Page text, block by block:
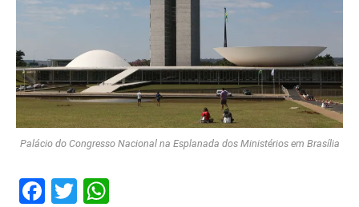
Palácio do Congresso Nacional na Esplanada dos Ministérios em Brasília
Facebook
Twitter